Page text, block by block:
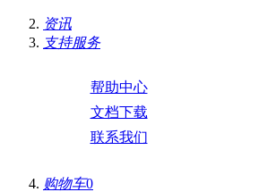
资讯
支持服务
帮助中心
文档下载
联系我们
购物车0